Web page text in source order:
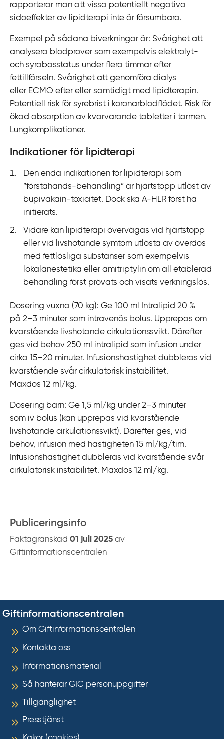
rapporterar man att vissa potentiellt negativa
sidoeffekter av lipidterapi inte är försumbara.
Exempel på sådana biverkningar är: Svårighet att
analysera blodprover som exempelvis elektrolyt-
och syrabasstatus under flera timmar efter
fettillförseln. Svårighet att genomföra dialys
eller ECMO efter eller samtidigt med lipidterapin.
Potentiell risk för syrebrist i koronarblodflödet. Risk för
ökad absorption av kvarvarande tabletter i tarmen.
Lungkomplikationer.
Indikationer för lipidterapi
Den enda indikationen för lipidterapi som
”förstahands-behandling” är hjärtstopp utlöst av
bupivakain-toxicitet. Dock ska A-‍HLR först ha
initierats.
Vidare kan lipidterapi övervägas vid hjärtstopp
eller vid livshotande symtom utlösta av överdos
med fettlösliga substanser som exempelvis
lokalanestetika eller amitriptylin om all etablerad
behandling först prövats och visats verkningslös.
Dosering vuxna (70 kg): Ge 100 ml Intralipid 20 %
på 2–‍3 minuter som intravenös bolus. Upprepas om
kvarstående livshotande cirkulationssvikt. Därefter
ges vid behov 250 ml intralipid som infusion under
cirka 15–‍20 minuter. Infusionshastighet dubbleras vid
kvarstående svår cirkulatorisk instabilitet.
Maxdos 12 ml/kg.
Dosering barn: Ge 1,5 ml/kg under 2–‍3 minuter
som iv bolus (kan upprepas vid kvarstående
livshotande cirkulationssvikt). Därefter ges, vid
behov, infusion med hastigheten 15 ml/kg/tim.
Infusionshastighet dubbleras vid kvarstående svår
cirkulatorisk instabilitet. Maxdos 12 ml/kg.
Publiceringsinfo
Faktagranskad 01 juli 2025 av
Giftinformationscentralen
Giftinformationscentralen
Om Giftinformationscentralen
Kontakta oss
Informationsmaterial
Så hanterar GIC personuppgifter
Tillgänglighet
Presstjänst